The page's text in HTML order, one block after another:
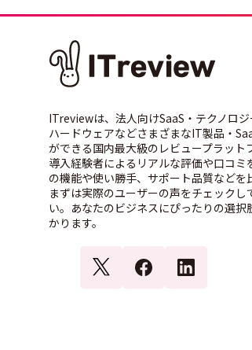
ITreviewは、法人向けSaaS・テクノロジ
ハードウェアなどさまざまなIT製品・
ができる国内最大級のレビュープラット
導入経験者によるリアルな評価や口コミ
の機能や使い勝手、サポート品質などを
まずは実際のユーザーの声をチェックし
い。あなたのビジネスにぴったりの選択
かります。